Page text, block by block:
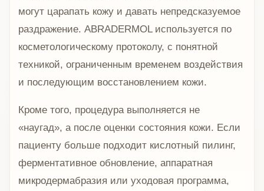
могут царапать кожу и давать непредсказуемое
раздражение. ABRADERMOL используется по
косметологическому протоколу, с понятной
техникой, ограниченным временем воздействия
и последующим восстановлением кожи.
Кроме того, процедура выполняется не
«наугад», а после оценки состояния кожи. Если
пациенту больше подходит кислотный пилинг,
ферментативное обновление, аппаратная
микродермабразия или уходовая программа,